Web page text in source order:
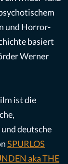
und Horror-
basiert
Werner
ist die
deutsche
SPURLOS
aka THE